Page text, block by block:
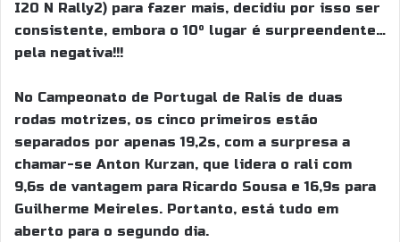
I20 N Rally2) para fazer mais, decidiu por isso ser
consistente, embora o 10º lugar é surpreendente…
pela negativa!!!
No Campeonato de Portugal de Ralis de duas
rodas motrizes, os cinco primeiros estão
separados por apenas 19,2s, com a surpresa a
chamar-se Anton Kurzan, que lidera o rali com
9,6s de vantagem para Ricardo Sousa e 16,9s para
Guilherme Meireles. Portanto, está tudo em
aberto para o segundo dia.